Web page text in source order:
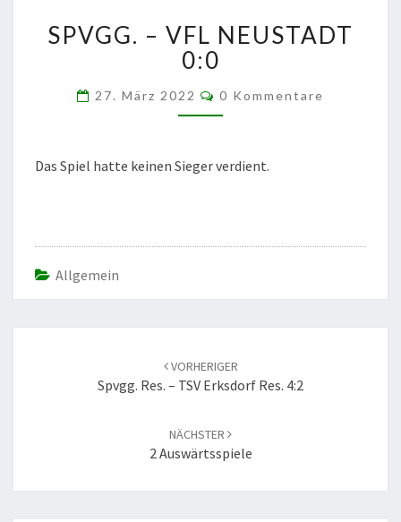
VFL
NEUSTADT
0:0
SPVGG. – VFL NEUSTADT
0:0
27. März 2022 Kommentare
0 Kommentare
Das Spiel hatte keinen Sieger verdient.
Allgemein
VORHERIGER
Spvgg. Res. – TSV Erksdorf Res. 4:2
NÄCHSTER
2 Auswärtsspiele